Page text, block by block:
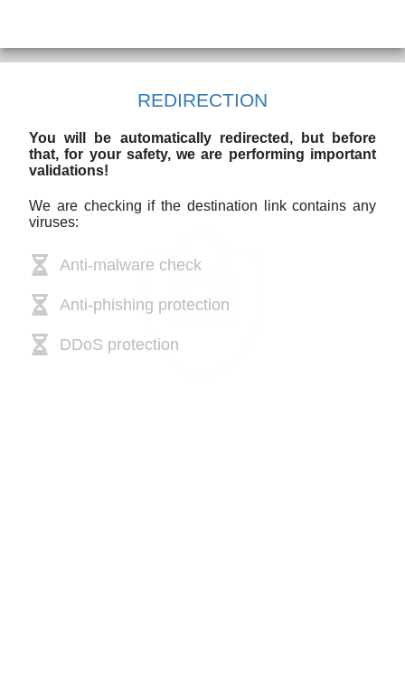
REDIRECTION
You will be automatically redirected, but before
that, for your safety, we are performing important
validations!
We are checking if the destination link contains any
viruses:
Anti-malware check
Anti-phishing protection
DDoS protection